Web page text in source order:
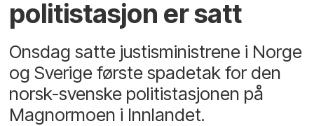
politistasjon er satt
Onsdag satte justisministrene i Norge
og Sverige første spadetak for den
norsk-svenske politistasjonen på
Magnormoen i Innlandet.